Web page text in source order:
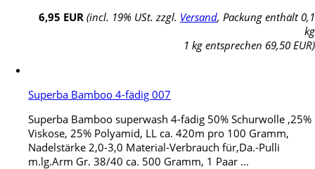
6,95 EUR (incl. 19% USt. zzgl. Versand, Packung enthält 0,1
kg
1 kg entsprechen 69,50 EUR)
Superba Bamboo 4-fädig 007
Superba Bamboo superwash 4-fädig 50% Schurwolle ,25%
Viskose, 25% Polyamid, LL ca. 420m pro 100 Gramm,
Nadelstärke 2,0-3,0 Material-Verbrauch für,Da.-Pulli
m.lg.Arm Gr. 38/40 ca. 500 Gramm, 1 Paar ...